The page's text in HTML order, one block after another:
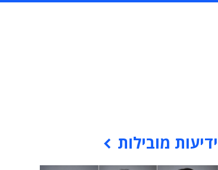
ידיעות מובילות